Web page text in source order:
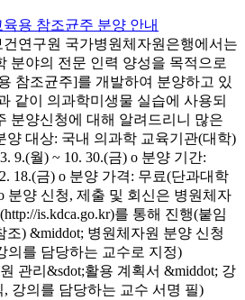
용 참조균주 분양 안내
연구원 국가병원체자원은행에서는
분야의 전문 인력 양성을 목적으로
참조균주]를 개발하여 분양하고 있
같이 의과학미생물 실습에 사용되
분양신청에 대해 알려드리니 많은
양 대상: 국내 의과학 교육기관(대학)
9.(월) ~ 10. 30.(금) o 분양 기간:
18.(금) o 분양 가격: 무료(단과대학
분양 신청, 제출 및 회신은 병원체자
is.kdca.go.kr)를 통해 진행(붙임
조) &middot; 병원체자원 분양 신청
의를 담당하는 교수로 지정)
관리&sdot;활용 계획서 &middot; 강
강의를 담당하는 교수 서명 필)